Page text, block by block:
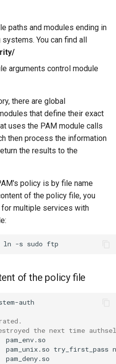
paths and modules ending in
You can find all
arguments control module
there are global
that define their exact
uses the PAM module calls
then process the information
the results to the
policy is by file name
of the policy file, you
multiple services with
ln -s sudo
of the policy file
the next time
pam_env.so
pam_unix.so try_first_pass
pam_deny.so